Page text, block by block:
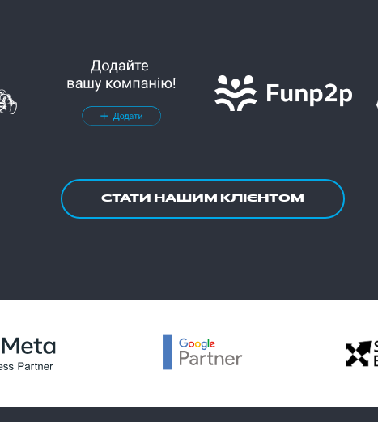
СТАТИ НАШИМ КЛІЄНТОМ